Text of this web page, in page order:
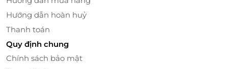
Hướng dẫn hoàn huỷ
Thanh toán
Quy định chung
Chính sách bảo mật